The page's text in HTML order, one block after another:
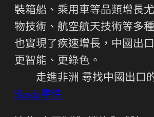
裝箱船、乘用車等品類增長
物技術、航空航天技術等多
也實現了疾速增長，中國出
更智能、更綠色。
走進非洲 尋找中國出口
Skoda零件